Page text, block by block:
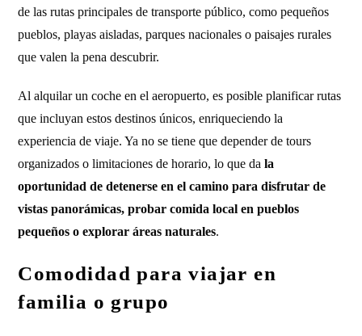
de las rutas principales de transporte público, como pequeños
pueblos, playas aisladas, parques nacionales o paisajes rurales
que valen la pena descubrir.
Al alquilar un coche en el aeropuerto, es posible planificar rutas
que incluyan estos destinos únicos, enriqueciendo la
experiencia de viaje. Ya no se tiene que depender de tours
organizados o limitaciones de horario, lo que dala
oportunidad de detenerse en el camino para disfrutar de
vistas panorámicas, probar comida local en pueblos
pequeños o explorar áreas naturales.
Comodidad para viajar en
familia o grupo